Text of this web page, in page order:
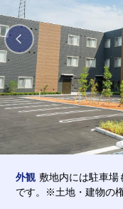
会社概要
介護用語をわか
有料老人ホームと
意外と知らない
見学予約
採用情報
外観 敷地内には駐車場
です。※土地・建物の